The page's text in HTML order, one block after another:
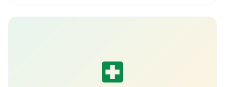
local_hospital